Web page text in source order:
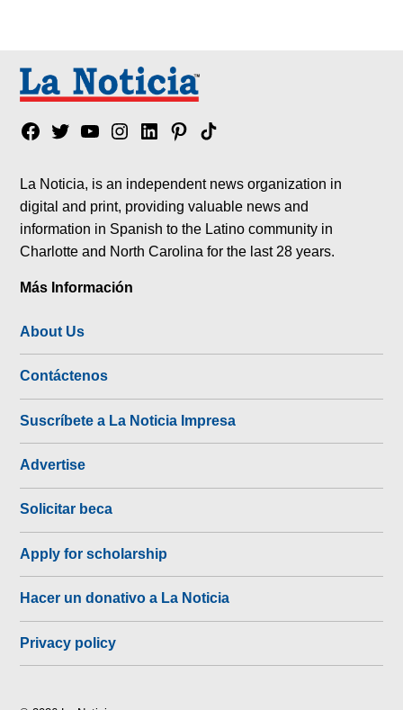
Facebook
TwitterYouTubeInstagram
LinkedinPinterest
Tik
La Noticia, is an independent news organization in
digital and print, providing valuable news and
information in Spanish to the Latino community in
Charlotte and North Carolina for the last 28 years.
Más Información
About Us
Contáctenos
Suscríbete a La Noticia Impresa
Advertise
Solicitar beca
Apply for scholarship
Hacer un donativo a La Noticia
Privacy policy